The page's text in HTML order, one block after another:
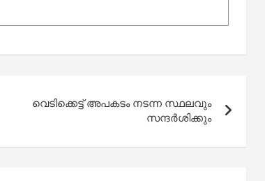
വെടിക്കെട്ട് അപകടം നടന്ന സ്ഥലവും
സന്ദർശിക്കും